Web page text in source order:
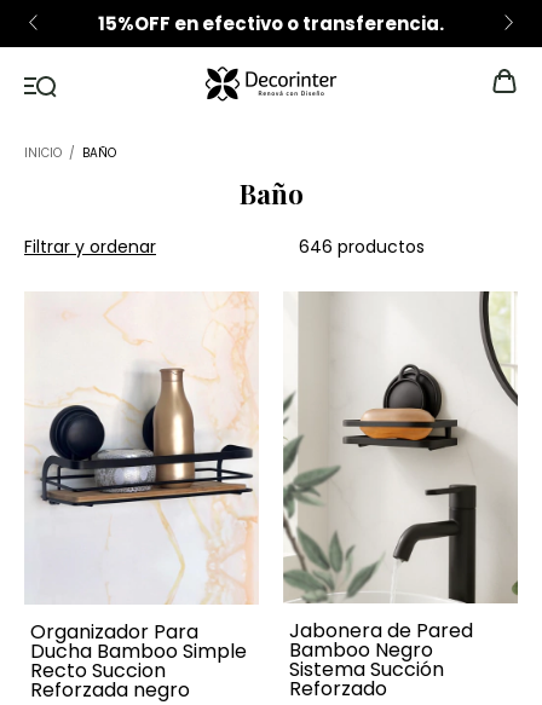
15%OFF en efectivo o transferencia.
INICIO / BAÑO
Baño
Filtrar y ordenar 646 productos
Organizador Para
Ducha Bamboo Simple
Recto Succion
Reforzada negro
Jabonera de Pared
Bamboo Negro
Sistema Succión
Reforzado